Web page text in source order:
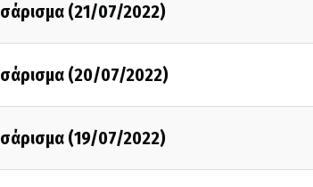
(21/07/2022)
(20/07/2022)
(19/07/2022)